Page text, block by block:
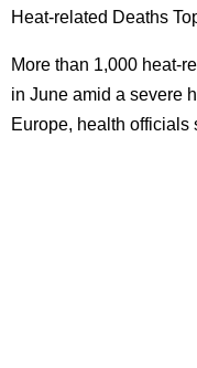
Heat-related Deaths
More than 1,000 heat-
in June amid a severe
Europe, health officials